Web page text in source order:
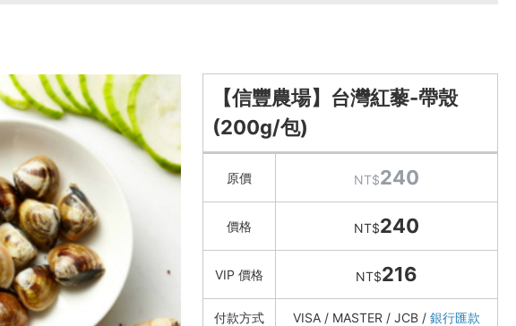
【信豐農場】台灣紅藜-帶殼
(200g/包)
原價 NT$240
價格 NT$240
VIP 價格 NT$216
付款方式 VISA / MASTER / JCB / 銀行匯款